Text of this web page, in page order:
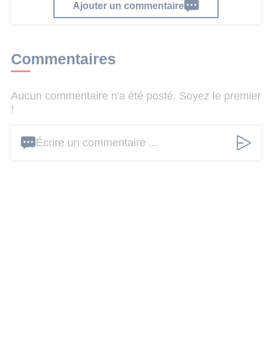
Ajouter un commentaire
Commentaires
Aucun commentaire n'a été posté. Soyez le premier
!
Écrire un commentaire ...